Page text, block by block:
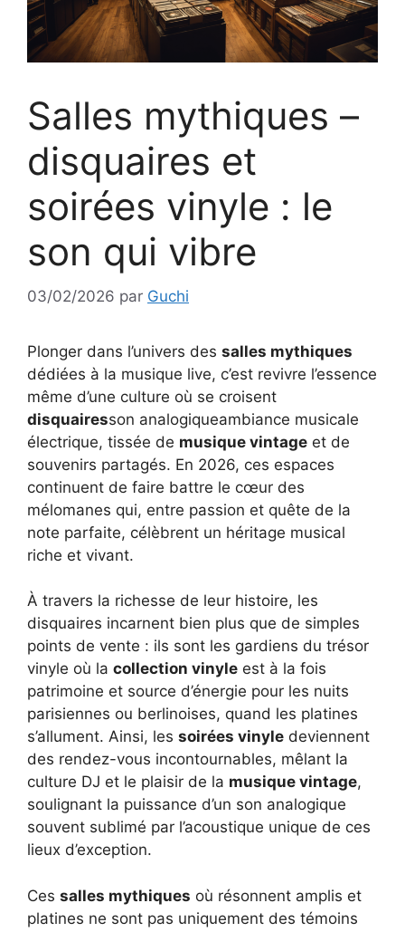
Salles mythiques –
disquaires et
soirées vinyle : le
son qui vibre
03/02/2026 par Guchi
Plonger dans l’univers des salles mythiques
dédiées à la musique live, c’est revivre l’essence
même d’une culture où se croisent
disquairesson analogiqueambiance musicale
électrique, tissée de musique vintage et de
souvenirs partagés. En 2026, ces espaces
continuent de faire battre le cœur des
mélomanes qui, entre passion et quête de la
note parfaite, célèbrent un héritage musical
riche et vivant.
À travers la richesse de leur histoire, les
disquaires incarnent bien plus que de simples
points de vente : ils sont les gardiens du trésor
vinyle où la collection vinyle est à la fois
patrimoine et source d’énergie pour les nuits
parisiennes ou berlinoises, quand les platines
s’allument. Ainsi, les soirées vinyle deviennent
des rendez-vous incontournables, mêlant la
culture DJ et le plaisir de la musique vintage,
soulignant la puissance d’un son analogique
souvent sublimé par l’acoustique unique de ces
lieux d’exception.
Ces salles mythiques où résonnent amplis et
platines ne sont pas uniquement des témoins